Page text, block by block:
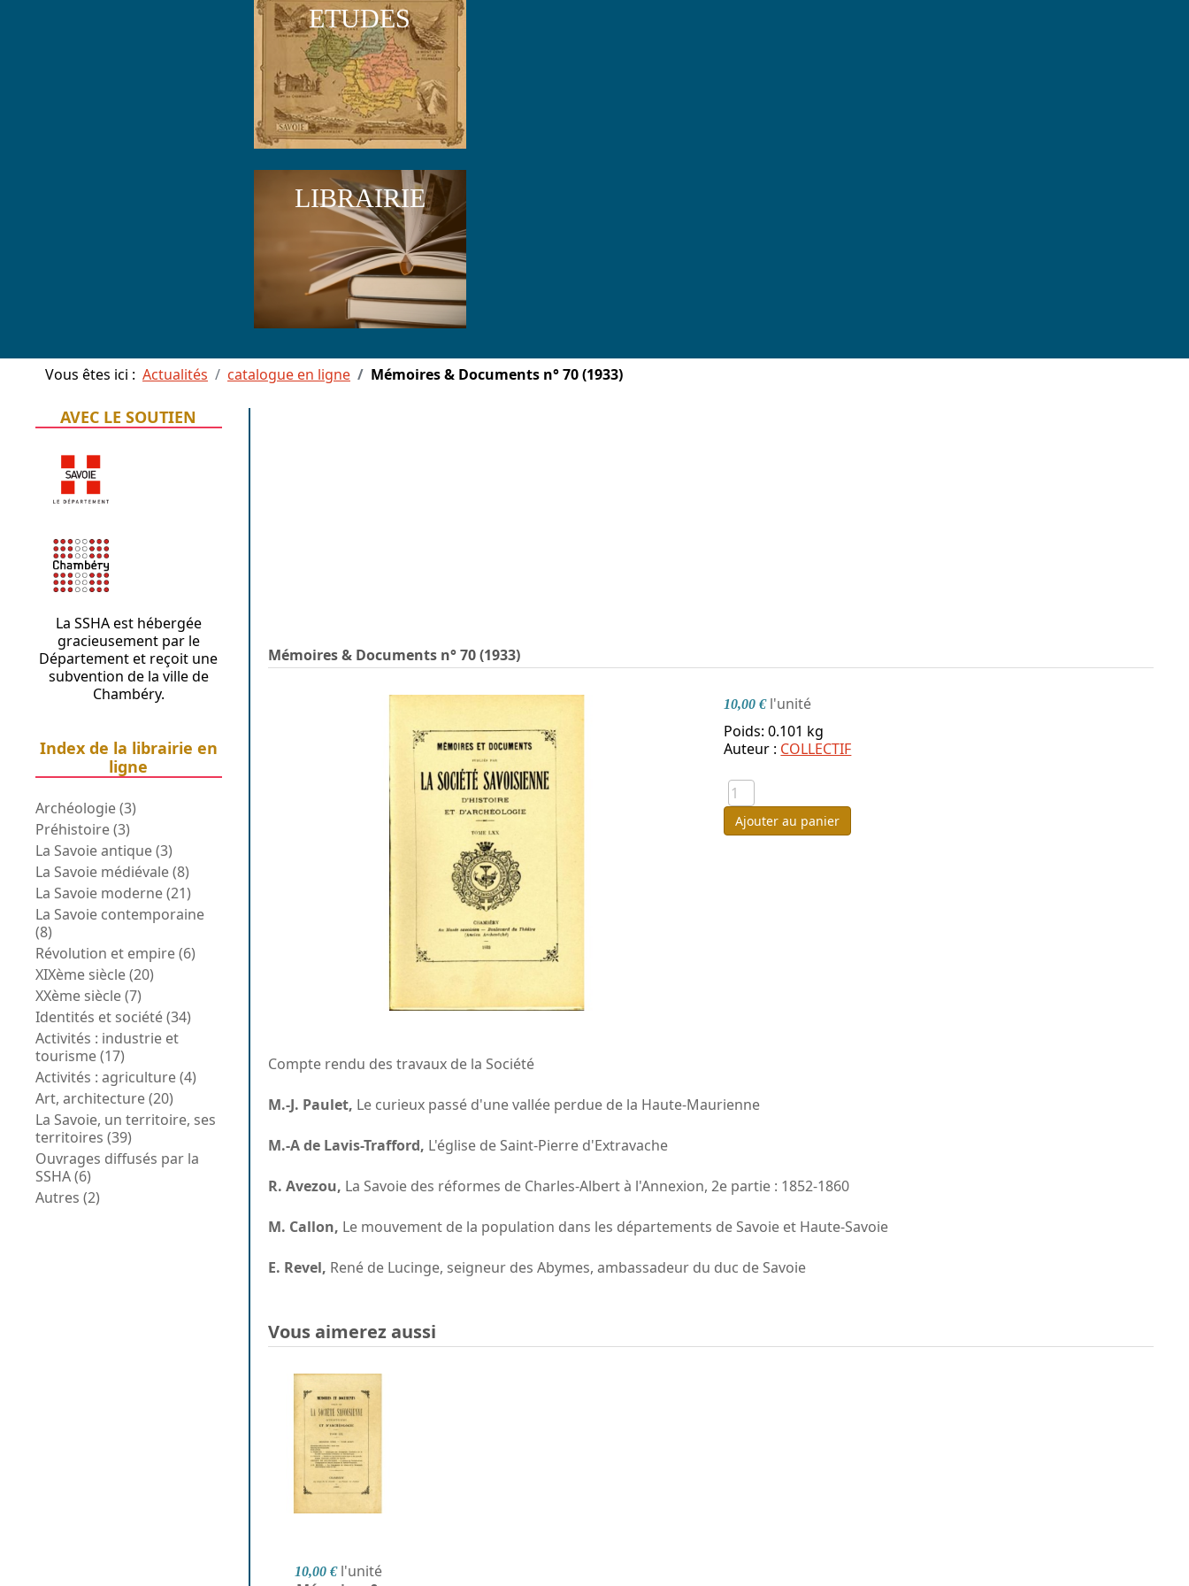
ETUDES
LIBRAIRIE
Vous êtes ici : Actualités catalogue en ligne Mémoires & Documents n° 70 (1933)
AVEC LE SOUTIEN
La SSHA est hébergée
gracieusement par le
Département et reçoit une
subvention de la ville de
Chambéry.
Index de la librairie en
ligne
Archéologie (3)
Préhistoire (3)
La Savoie antique (3)
La Savoie médiévale (8)
La Savoie moderne (21)
La Savoie contemporaine
(8)
Révolution et empire (6)
XIXème siècle (20)
XXème siècle (7)
Identités et société (34)
Activités : industrie et
tourisme (17)
Activités : agriculture (4)
Art, architecture (20)
La Savoie, un territoire, ses
territoires (39)
Ouvrages diffusés par la
SSHA (6)
Autres (2)
Mémoires & Documents n° 70 (1933)
10,00 € l'unité
Poids: 0.101 kg
Auteur : COLLECTIF
Ajouter au panier
Compte rendu des travaux de la Société
M.-J. Paulet, Le curieux passé d'une vallée perdue de la Haute-Maurienne
M.-A de Lavis-Trafford, L'église de Saint-Pierre d'Extravache
R. Avezou, La Savoie des réformes de Charles-Albert à l'Annexion, 2e partie : 1852-1860
M. Callon, Le mouvement de la population dans les départements de Savoie et Haute-Savoie
E. Revel, René de Lucinge, seigneur des Abymes, ambassadeur du duc de Savoie
Vous aimerez aussi
10,00 € l'unité